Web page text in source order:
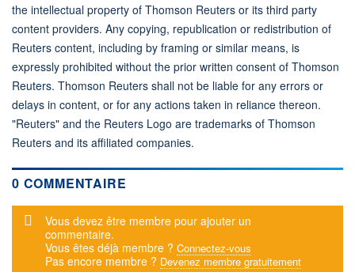
the intellectual property of Thomson Reuters or its third party
content providers. Any copying, republication or redistribution of
Reuters content, including by framing or similar means, is
expressly prohibited without the prior written consent of Thomson
Reuters. Thomson Reuters shall not be liable for any errors or
delays in content, or for any actions taken in reliance thereon.
"Reuters" and the Reuters Logo are trademarks of Thomson
Reuters and its affiliated companies.
0 COMMENTAIRE
Message d'alerte
Vous devez être membre pour ajouter un
commentaire.
Vous êtes déjà membre ? Connectez-vous
Pas encore membre ? Devenez membre gratuitement